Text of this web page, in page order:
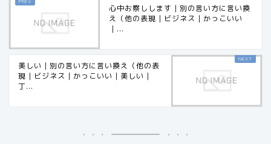
心中お察しします｜別の言い方に言い換
え（他の表現｜ビジネス｜かっこいい
｜...
美しい｜別の言い方に言い換え（他の表
現｜ビジネス｜かっこいい｜美しい｜
丁...